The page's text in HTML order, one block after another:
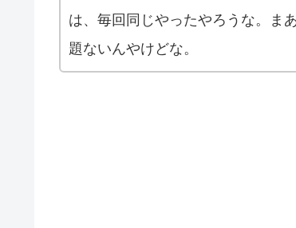
は、毎回同じやったやろうな。ま
題ないんやけどな。